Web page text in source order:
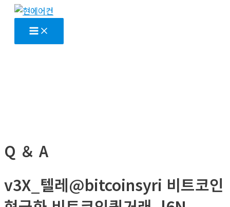
Main
Menu
Q ＆ A
v3X_텔레@bitcoinsyri 비트코인